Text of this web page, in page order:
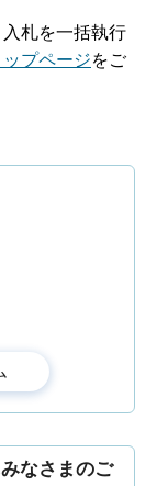
札を一括執行
プページをご
なさまのご